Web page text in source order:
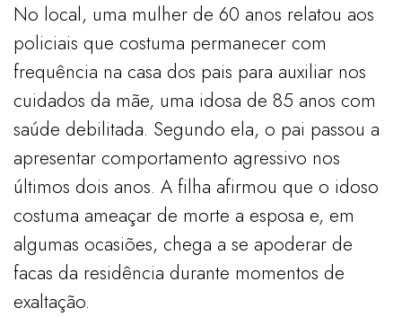
No local, uma mulher de 60 anos relatou aos
policiais que costuma permanecer com
frequência na casa dos pais para auxiliar nos
cuidados da mãe, uma idosa de 85 anos com
saúde debilitada. Segundo ela, o pai passou a
apresentar comportamento agressivo nos
últimos dois anos. A filha afirmou que o idoso
costuma ameaçar de morte a esposa e, em
algumas ocasiões, chega a se apoderar de
facas da residência durante momentos de
exaltação.